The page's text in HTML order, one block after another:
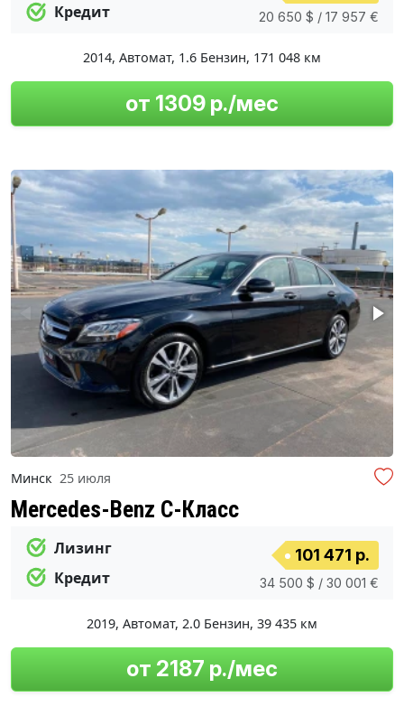
Кредит
20 650 $ / 17 957 €
2014, Автомат, 1.6 Бензин, 171 048 км
от 1309 р./мес
Минск 25 июля
Mercedes-Benz C-Класс
Лизинг
Кредит
101 471 р.
34 500 $ / 30 001 €
2019, Автомат, 2.0 Бензин, 39 435 км
от 2187 р./мес